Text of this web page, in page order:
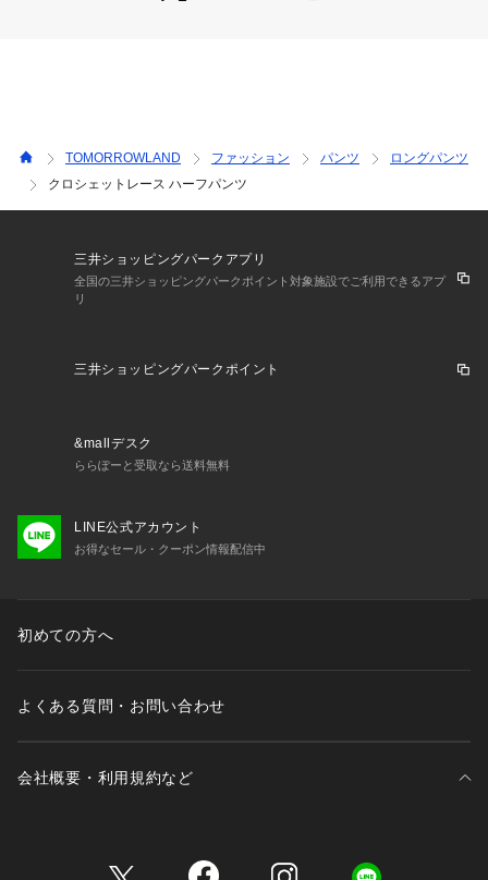
TOMORROWLAND ファッション パンツ
ロングパンツ
クロシェットレース ハーフパンツ
三井ショッピングパークアプリ
全国の三井ショッピングパークポイント対象施設でご利用できるアプ
リ
三井ショッピングパークポイント
&mallデスク
ららぽーと受取なら送料無料
LINE公式アカウント
お得なセール・クーポン情報配信中
初めての方へ
よくある質問・お問い合わせ
会社概要・利用規約など